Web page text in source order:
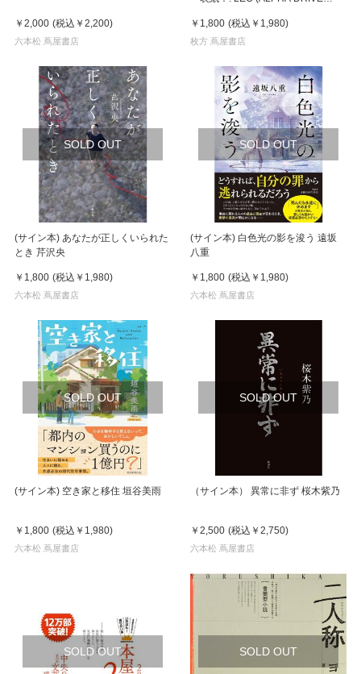
￥2,000 (税込 ￥2,200)
六本松 蔦屋書店
￥1,800 (税込 ￥1,980)
枚方 蔦屋書店
SOLD OUT
(サイン本) あなたが正しくいられた
とき 芹沢央
￥1,800 (税込 ￥1,980)
六本松 蔦屋書店
SOLD OUT
(サイン本) 白色光の影を浚う 遠坂
八重
￥1,800 (税込 ￥1,980)
六本松 蔦屋書店
SOLD OUT
(サイン本) 空き家と移住 垣谷美雨
￥1,800 (税込 ￥1,980)
六本松 蔦屋書店
SOLD OUT
（サイン本） 異常に非ず 桜木紫乃
￥2,500 (税込 ￥2,750)
六本松 蔦屋書店
SOLD OUT SOLD OUT